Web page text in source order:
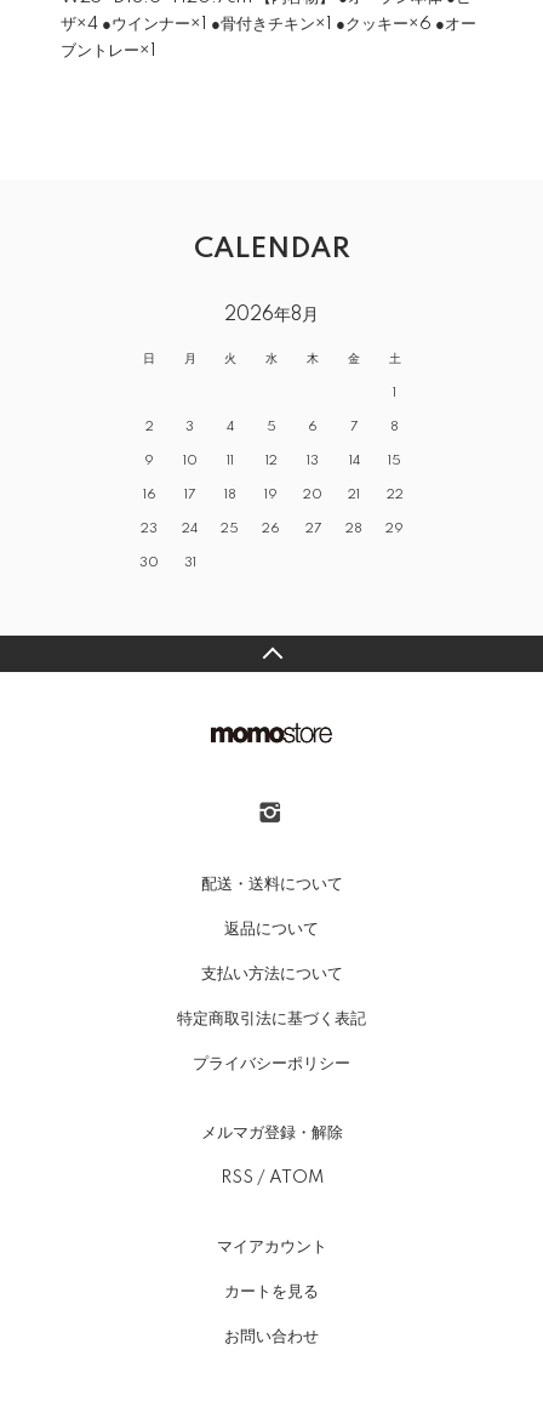
ザ×4 ●ウインナー×1 ●骨付きチキン×1 ●クッキー×6 ●オー
ブントレー×1
CALENDAR
2026年8月
日 月 火 水 木 金 土
1
2 3 4 5 6 7 8
9 10 11 12 13 14 15
16 17 18 19 20 21 22
23 24 25 26 27 28 29
30 31
配送・送料について
返品について
支払い方法について
特定商取引法に基づく表記
プライバシーポリシー
メルマガ登録・解除
RSS / ATOM
マイアカウント
カートを見る
お問い合わせ